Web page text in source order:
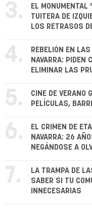
3.
EL
TUITERA DE
LOS RETRASOS
4.
REBELIÓN EN
NAVARRA: PIDEN
ELIMINAR LAS
5.
CINE DE VERANO
PELÍCULAS,
6.
EL CRIMEN DE
NAVARRA: 26
NEGÁNDOSE A
7.
LA TRAMPA DE
SABER SI TU
INNECESARIAS